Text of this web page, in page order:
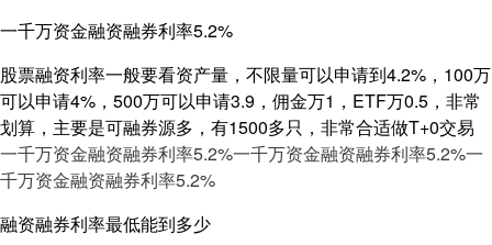
一千万资金融资融券利率5.2%
股票融资利率一般要看资产量，不限量可以申请到4.2%，100万
可以申请4%，500万可以申请3.9，佣金万1，ETF万0.5，非常
划算，主要是可融券源多，有1500多只，非常合适做T+0交易
一千万资金融资融券利率5.2%一千万资金融资融券利率5.2%一
千万资金融资融券利率5.2%
融资融券利率最低能到多少